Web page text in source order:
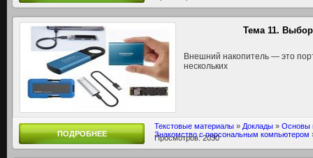
Тема 11.
Внешний накопитель — это
нескольких
ПОДРОБНЕЕ
Текстовые материалы » Доклады » Основы
Знакомство с персональным компьютером
Просмотров: 2030